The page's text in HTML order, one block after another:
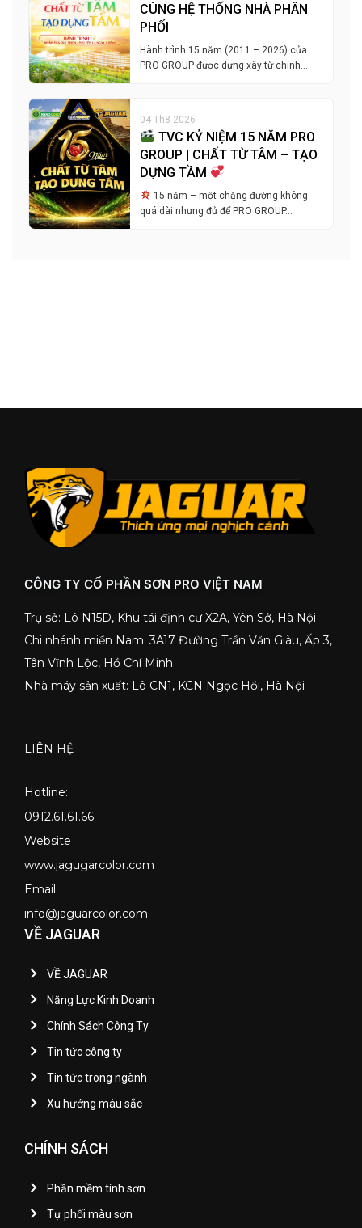
CÙNG HỆ THỐNG NHÀ PHÂN
PHỐI
Hành trình 15 năm (2011 – 2026) của
PRO GROUP được dựng xây từ chính…
04-Th8-2026
TVC KỶ NIỆM 15 NĂM PRO
GROUP | CHẤT TỪ TÂM – TẠO
DỰNG TẦM
15 năm – một chặng đường không
quá dài nhưng đủ để PRO GROUP…
CÔNG TY CỔ PHẦN SƠN PRO VIỆT NAM
Trụ sở: Lô N15D, Khu tái định cư X2A, Yên Sở, Hà Nội
Chi nhánh miền Nam: 3A17 Đường Trần Văn Giàu, Ấp 3,
Tân Vĩnh Lộc, Hồ Chí Minh
Nhà máy sản xuất: Lô CN1, KCN Ngọc Hồi, Hà Nội
LIÊN HỆ
Hotline:
0912.61.61.66
Website
www.jagugarcolor.com
Email:
info@jaguarcolor.com
VỀ JAGUAR
VỀ JAGUAR
Năng Lực Kinh Doanh
Chính Sách Công Ty
Tin tức công ty
Tin tức trong ngành
Xu hướng màu sắc
CHÍNH SÁCH
Phần mềm tính sơn
Tự phối màu sơn